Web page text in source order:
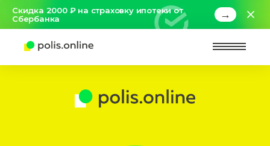
Скидка 2000 ₽ на страховку ипотеки от
Сбербанка
→